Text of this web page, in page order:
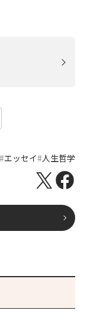
エッセイ 人生哲学